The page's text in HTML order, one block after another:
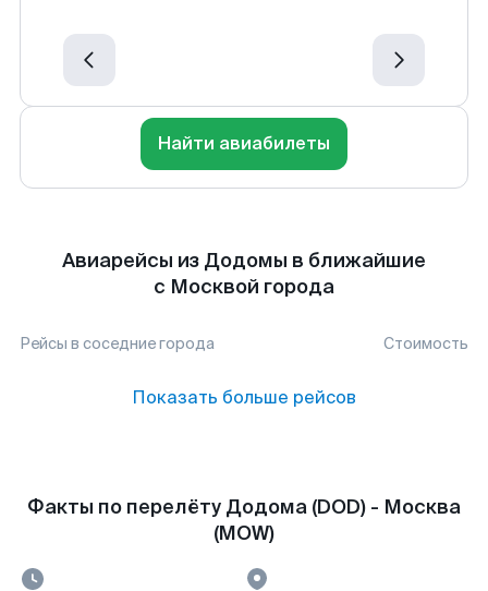
Найти авиабилеты
Авиарейсы из Додомы в ближайшие
с Москвой города
Рейсы в соседние города Стоимость
Показать больше рейсов
Факты по перелёту Додома (DOD) - Москва
(MOW)